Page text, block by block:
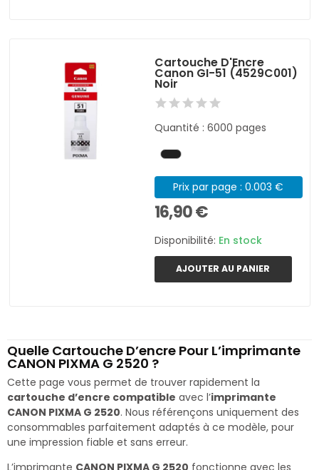
Cartouche D'Encre
Canon GI-51 (4529C001)
Noir
Quantité : 6000 pages
Prix par page : 0.003 €
16,90 €
Disponibilité: En stock
AJOUTER AU PANIER
Quelle Cartouche D’encre Pour L’imprimante
CANON PIXMA G 2520 ?
Cette page vous permet de trouver rapidement la
cartouche d’encre compatible avec l’imprimante
CANON PIXMA G 2520. Nous référençons uniquement des
consommables parfaitement adaptés à ce modèle, pour
une impression fiable et sans erreur.